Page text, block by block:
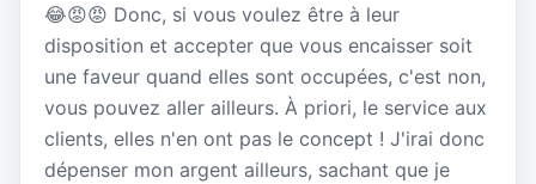
😂😡😡 Donc, si vous voulez être à leur
disposition et accepter que vous encaisser soit
une faveur quand elles sont occupées, c'est non,
vous pouvez aller ailleurs. À priori, le service aux
clients, elles n'en ont pas le concept ! J'irai donc
dépenser mon argent ailleurs, sachant que je